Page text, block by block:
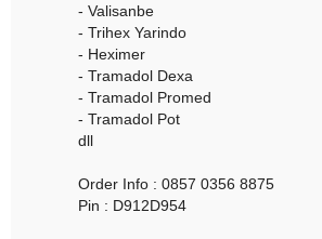
- Valisanbe
- Trihex Yarindo
- Heximer
- Tramadol Dexa
- Tramadol Promed
- Tramadol Pot
dll
Order Info : 0857 0356 8875
Pin : D912D954